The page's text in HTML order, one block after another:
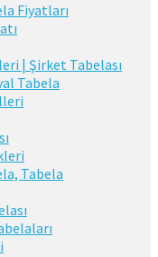
Fiyatları
| Şirket Tabelası
Tabela
Tabela